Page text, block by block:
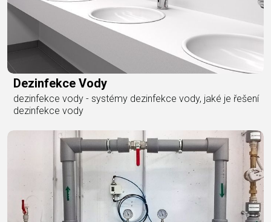
Dezinfekce Vody
dezinfekce vody - systémy dezinfekce vody, jaké je řešení
dezinfekce vody